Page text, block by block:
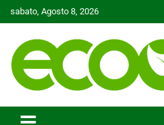
to
sabato, Agosto 8, 2026
Ecoo.it